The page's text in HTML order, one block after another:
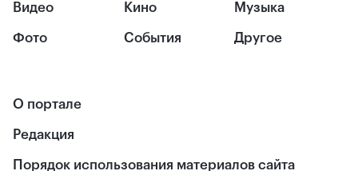
Видео
Фото
Кино
События
Музыка
Другое
О портале
Редакция
Порядок использования материалов сайта